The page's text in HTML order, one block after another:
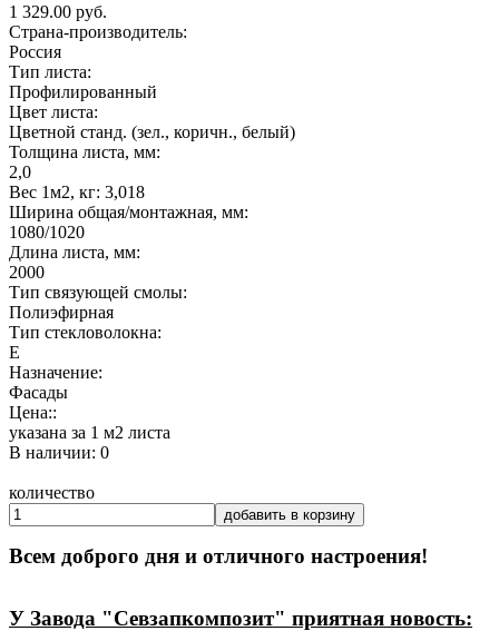
1 329.00 руб.
Страна-производитель:
Россия
Тип листа:
Профилированный
Цвет листа:
Цветной станд. (зел., коричн., белый)
Толщина листа, мм:
2,0
Вес 1м2, кг: 3,018
Ширина общая/монтажная, мм:
1080/1020
Длина листа, мм:
2000
Тип связующей смолы:
Полиэфирная
Тип стекловолокна:
Е
Назначение:
Фасады
Цена::
указана за 1 м2 листа
В наличии: 0
количество
добавить в корзину
Всем доброго дня и отличного настроения!
У Завода "Севзапкомпозит" приятная новость: